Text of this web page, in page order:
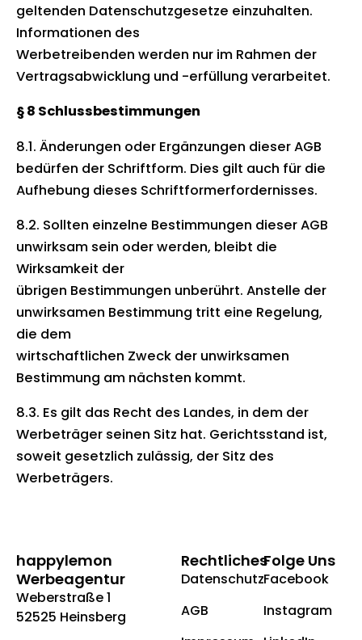
geltenden Datenschutzgesetze einzuhalten.
Informationen des
Werbetreibenden werden nur im Rahmen der
Vertragsabwicklung und -erfüllung verarbeitet.
§ 8 Schlussbestimmungen
8.1. Änderungen oder Ergänzungen dieser AGB
bedürfen der Schriftform. Dies gilt auch für die
Aufhebung dieses Schriftformerfordernisses.
8.2. Sollten einzelne Bestimmungen dieser AGB
unwirksam sein oder werden, bleibt die
Wirksamkeit der
übrigen Bestimmungen unberührt. Anstelle der
unwirksamen Bestimmung tritt eine Regelung,
die dem
wirtschaftlichen Zweck der unwirksamen
Bestimmung am nächsten kommt.
8.3. Es gilt das Recht des Landes, in dem der
Werbeträger seinen Sitz hat. Gerichtsstand ist,
soweit gesetzlich zulässig, der Sitz des
Werbeträgers.
happylemon
Werbeagentur
Weberstraße 1
52525 Heinsberg
Rechtliches
Datenschutz
AGB
Folge Uns
Facebook
Instagram